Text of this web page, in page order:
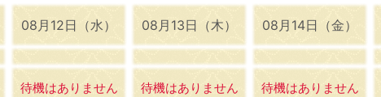
08月12日（水）
待機はありません
08月13日（木）
待機はありません
08月14日（金）
待機はありません